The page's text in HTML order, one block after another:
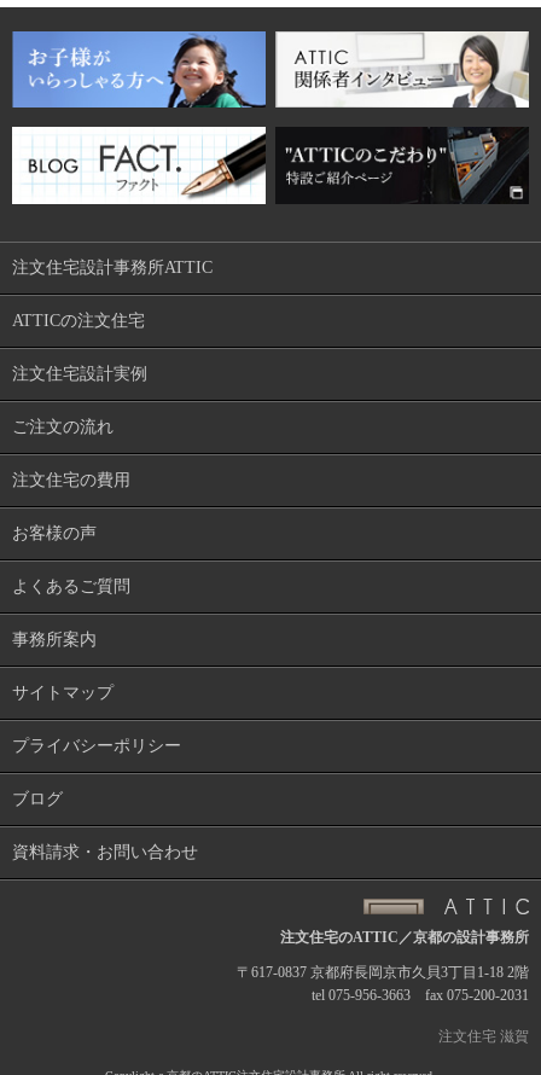
注文住宅設計事務所ATTIC
ATTICの注文住宅
注文住宅設計実例
ご注文の流れ
注文住宅の費用
お客様の声
よくあるご質問
事務所案内
サイトマップ
プライバシーポリシー
ブログ
資料請求・お問い合わせ
注文住宅のATTIC／京都の設計事務所
〒617-0837 京都府長岡京市久貝3丁目1-18 2階
tel 075-956-3663 fax 075-200-2031
注文住宅 滋賀